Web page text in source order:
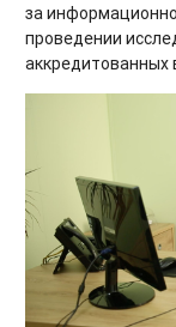
за
проведении
аккредитованных